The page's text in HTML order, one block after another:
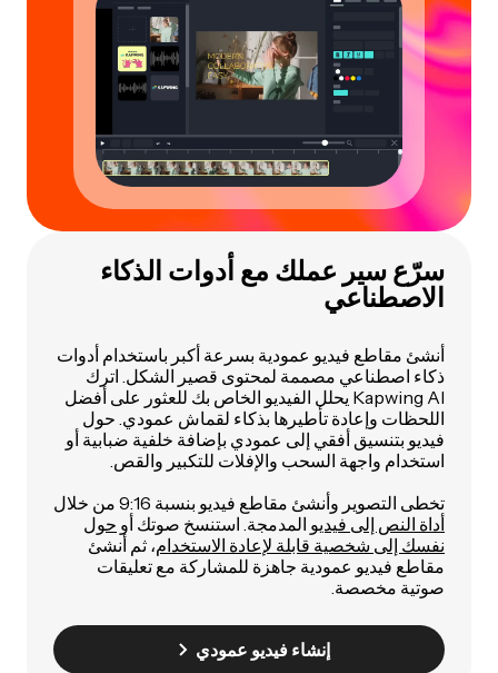
سرّع سير عملك مع أدوات الذكاء
الاصطناعي
أنشئ مقاطع فيديو عمودية بسرعة أكبر باستخدام أدوات
ذكاء اصطناعي مصممة لمحتوى قصير الشكل. اترك
Kapwing AI يحلل الفيديو الخاص بك للعثور على أفضل
اللحظات وإعادة تأطيرها بذكاء لقماش عمودي. حول
فيديو بتنسيق أفقي إلى عمودي بإضافة خلفية ضبابية أو
استخدام واجهة السحب والإفلات للتكبير والقص.
تخطى التصوير وأنشئ مقاطع فيديو بنسبة 9:16 من خلال
أداة النص إلى فيديو المدمجة. استنسخ صوتك أو حول
نفسك إلى شخصية قابلة لإعادة الاستخدام، ثم أنشئ
مقاطع فيديو عمودية جاهزة للمشاركة مع تعليقات
صوتية مخصصة.
إنشاء فيديو عمودي